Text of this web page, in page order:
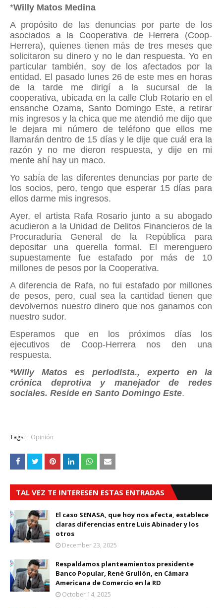
*Willy Matos Medina
A propósito de las denuncias por parte de los
asociados a la Cooperativa de Herrera (Coop-
Herrera), quienes tienen más de tres meses que
solicitaron su dinero y no le dan respuesta. Yo en
particular también, soy de los afectados por la
entidad. El pasado lunes 26 de este mes en horas
de la tarde me dirigí a la sucursal de la
cooperativa, ubicada en la calle Club Rotario en el
ensanche Ozama, Santo Domingo Este, a retirar
mis ingresos y la chica que me atendió me dijo que
le dejara mi número de teléfono que ellos me
llamarán dentro de 15 días y le dije que cuál era la
razón y no me dieron respuesta, y dije en mi
mente ahí hay un maco.
Yo sabía de las diferentes denuncias por parte de
los socios, pero, tengo que esperar 15 días para
ellos darme mis ingresos.
Ayer, el artista Rafa Rosario junto a su abogado
acudieron a la Unidad de Delitos Financieros de la
Procuraduría General de la República para
depositar una querella formal. El merenguero
supuestamente fue estafado por más de 10
millones de pesos por la Cooperativa.
A diferencia de Rafa, no fui estafado por millones
de pesos, pero, cual sea la cantidad tienen que
devolvernos nuestro dinero que nos ganamos con
nuestro sudor.
Esperamos que en los próximos días los
ejecutivos de Coop-Herrera nos den una
respuesta.
*Willy Matos es periodista., experto en la
crónica deprotiva y manejador de redes
sociales. Reside en Santo Domingo Este.
Tags: Opinión
TAL VEZ TE INTERESEN ESTAS ENTRADAS
El caso SENASA, que hoy nos afecta, establece
claras diferencias entre Luis Abinader y los
otros
December 23, 2025
Respaldamos planteamientos presidente
Banco Popular, René Grullón, en Cámara
Americana de Comercio en la RD
October 14, 2025